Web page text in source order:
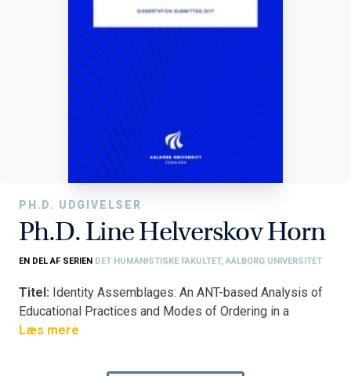
PH.D. UDGIVELSER
Ph.D. Line Helverskov Horn
EN DEL AF SERIEN DET HUMANISTISKE FAKULTET, AALBORG UNIVERSITET
Titel: Identity Assemblages: An ANT-based Analysis of
Educational Practices and Modes of Ordering in a
University College
Institut for Læring og Filosofi
Læs mere